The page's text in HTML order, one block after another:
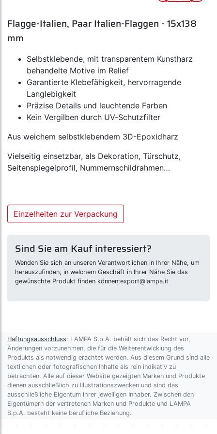
Flagge-Italien, Paar Italien-Flaggen - 15x138
mm
Selbstklebende, mit transparentem Kunstharz
behandelte Motive im Relief
Garantierte Klebefähigkeit, hervorragende
Langlebigkeit
Präzise Details und leuchtende Farben
Kein Vergilben durch UV-Schutzfilter
Aus weichem selbstklebendem 3D-Epoxidharz
Vielseitig einsetzbar, als Dekoration, Türschutz,
Seitenspiegelprofil, Nummernschildrahmen…
Einzelheiten zur Verpackung
Sind Sie am Kauf interessiert?
Wenden Sie sich an unseren Verantwortlichen in Ihrer Nähe, um
herauszufinden, in welchem Geschäft in Ihrer Nähe Sie das
gewünschte Produkt finden können:export@lampa.it
Haftungsausschluss: LAMPA S.p.A. behält sich das Recht vor,
Änderungen vorzunehmen, die für die Weiterentwicklung des
Produkts als notwendig erachtet werden. Aus diesem Grund sind alle
textlichen oder fotografischen Inhalte als rein indikativ zu
betrachten. Alle auf dieser Website gezeigten Marken und Produkte
dienen ausschließlich zu Illustrationszwecken und sind das
ausschließliche Eigentum ihrer jeweiligen Inhaber. Zwischen den
Eigentümern der vertretenen Marken und Produkte und LAMPA
S.p.A. besteht keine berufliche Beziehung.